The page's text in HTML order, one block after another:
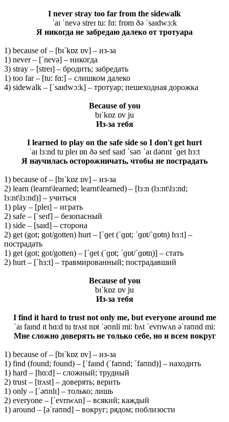
I never stray too far from the sidewalk
ˈaɪ ˈnevə streɪ tu: fɑ: frɒm ðə ˈsaɪdwɔ:k
Я никогда не забредаю далеко от тротуара
1) because of – [bɪˈkɒz ɒv] – из-за
1) never – [ˈnevə] – никогда
3) stray – [streɪ] – бродить; забредать
1) too far – [tu: fɑ:] – слишком далеко
4) sidewalk – [ˈsaɪdwɔ:k] – тротуар; пешеходная дорожка
Because of you
bɪˈkɒz ɒv ju
Из-за тебя
I learned to play on the safe side so I don't get hurt
ˈaɪ lɜ:nd tu pleɪ ɒn ðə seɪf saɪd ˈsəʊ ˈaɪ dəʊnt ˈɡet hɜ:t
Я научилась осторожничать, чтобы не пострадать
1) because of – [bɪˈkɒz ɒv] – из-за
2) learn (learnt\learned; learnt\learned) – [lɜ:n (lɜ:nt\lɜ:nd;
lɜ:nt\lɜ:nd)] – учиться
1) play – [pleɪ] – играть
2) safe – [ˈseɪf] – безопасный
1) side – [saɪd] – сторона
2) get (got; got/gotten) hurt – [ˈɡet (ˈɡɒt; ˈɡɒt/ˈɡɒtn̩) hɜ:t] –
пострадать
1) get (got; got/gotten) – [ˈɡet (ˈɡɒt; ˈɡɒt/ˈɡɒtn̩)] – стать
2) hurt – [ˈhɜ:t] – травмированный; пострадавший
Because ofyou
bɪˈkɒz ɒv ju
Из-за тебя
I find it hard to trust not only me, but everyone around me
ˈaɪ faɪnd ɪt hɑ:d tu trʌst nɒt ˈəʊnli mi: bʌt ˈevrɪwʌn əˈraʊnd mi:
Мне сложно доверять не только себе, но и всем вокруг
1) because of – [bɪˈkɒz ɒv] – из-за
1) find (found; found) – [ˈfaɪnd (ˈfaʊnd; ˈfaʊnd)] – находить
1) hard – [hɑ:d] – сложный; трудный
2) trust – [trʌst] – доверять; верить
1) only – [ˈəʊnlɪ] – только; лишь
2) everyone – [ˈevrɪwʌn] – всякий; каждый
1) around – [əˈraʊnd] – вокруг; рядом; поблизости